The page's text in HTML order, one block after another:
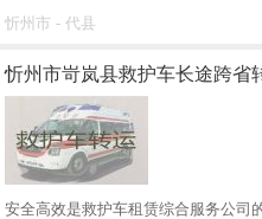
忻州市 - 代县
忻州市岢岚县救护车长途跨省
安全高效是救护车租赁综合服务公司